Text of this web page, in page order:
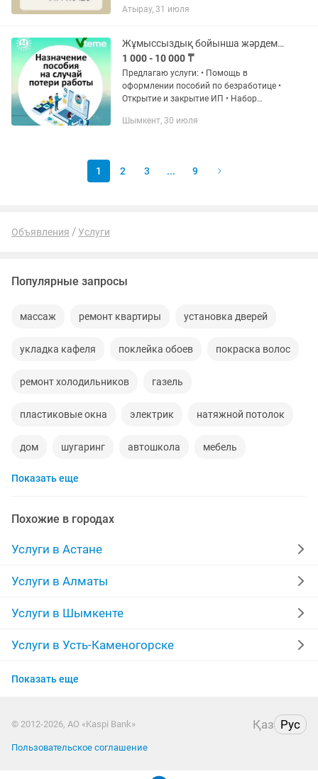
тіркеу, жабу - ИП арест шешу - ТОО, ИП
Атырау, 31 июля
Жұмыссыздық бойынша жәрдемақы рәсімдеуге көмек
1 000 - 10 000 ₸
Предлагаю услуги: • Помощь в
оформлении пособий по безработице •
Открытие и закрытие ИП • Набор
резюме • Рефераты, курсовые,
Шымкент, 30 июля
1 2 3 ... 9
Объявления Услуги
Популярные запросы
массаж ремонт квартиры установка дверей
укладка кафеля поклейка обоев покраска волос
ремонт холодильников газель
пластиковые окна электрик натяжной потолок
дом шугаринг автошкола мебель
ремонт телевизоров
установка кондиционеров
вывоз мусора
ворота ремонт стиральных машин
грузоперевозки газель курсы массажа
манипулятор
Показать еще
Похожие в городах
Услуги в Астане
Услуги в Алматы
Услуги в Шымкенте
Услуги в Усть-Каменогорске
Услуги в Актобе
Услуги в Таразе
Показать еще
© 2012-2026, АО «Kaspi Bank» Қаз Рус
Пользовательское соглашение